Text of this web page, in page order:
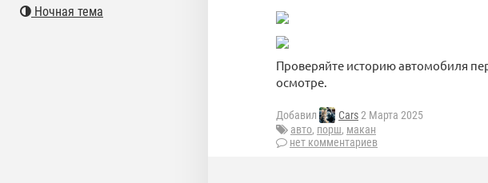
Проверяйте историю автомобиля
осмотре.
Добавил Cars2 Марта 2025
авто, порш, макан
нет комментариев
Ночная тема